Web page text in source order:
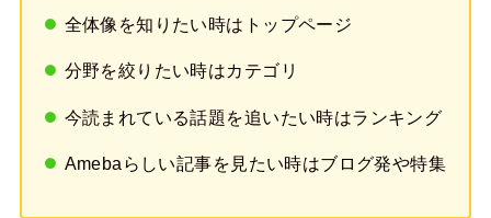
全体像を知りたい時はトップページ
分野を絞りたい時はカテゴリ
今読まれている話題を追いたい時はランキング
Amebaらしい記事を見たい時はブログ発や特集